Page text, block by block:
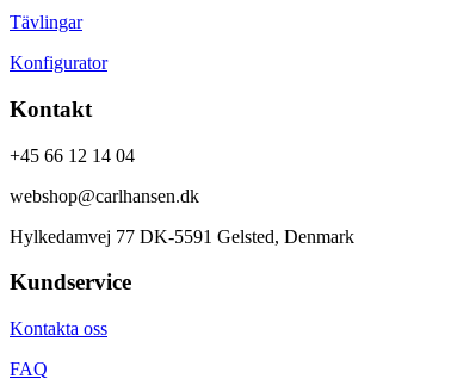
Tävlingar
Konfigurator
Kontakt
+45 66 12 14 04
webshop@carlhansen.dk
Hylkedamvej 77 DK-5591 Gelsted, Denmark
Kundservice
Kontakta oss
FAQ